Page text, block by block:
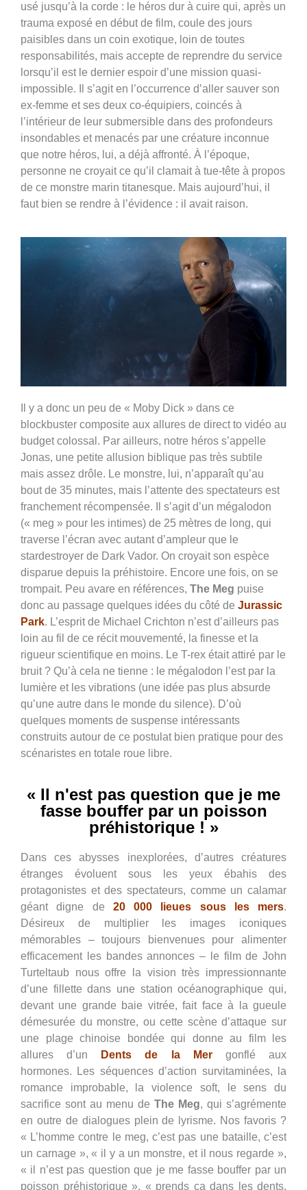
usé jusqu’à la corde : le héros dur à cuire qui, après un
trauma exposé en début de film, coule des jours
paisibles dans un coin exotique, loin de toutes
responsabilités, mais accepte de reprendre du service
lorsqu’il est le dernier espoir d’une mission quasi-
impossible. Il s’agit en l’occurrence d’aller sauver son
ex-femme et ses deux co-équipiers, coincés à
l’intérieur de leur submersible dans des profondeurs
insondables et menacés par une créature inconnue
que notre héros, lui, a déjà affronté. À l’époque,
personne ne croyait ce qu’il clamait à tue-tête à propos
de ce monstre marin titanesque. Mais aujourd’hui, il
faut bien se rendre à l’évidence : il avait raison.
Il y a donc un peu de « Moby Dick » dans ce
blockbuster composite aux allures de direct to vidéo au
budget colossal. Par ailleurs, notre héros s’appelle
Jonas, une petite allusion biblique pas très subtile
mais assez drôle. Le monstre, lui, n’apparaît qu’au
bout de 35 minutes, mais l’attente des spectateurs est
franchement récompensée. Il s’agit d’un mégalodon
(« meg » pour les intimes) de 25 mètres de long, qui
traverse l’écran avec autant d’ampleur que le
stardestroyer de Dark Vador. On croyait son espèce
disparue depuis la préhistoire. Encore une fois, on se
trompait. Peu avare en références, The Meg puise
donc au passage quelques idées du côté de Jurassic
Park. L’esprit de Michael Crichton n’est d’ailleurs pas
loin au fil de ce récit mouvementé, la finesse et la
rigueur scientifique en moins. Le T-rex était attiré par le
bruit ? Qu’à cela ne tienne : le mégalodon l’est par la
lumière et les vibrations (une idée pas plus absurde
qu’une autre dans le monde du silence). D’où
quelques moments de suspense intéressants
construits autour de ce postulat bien pratique pour des
scénaristes en totale roue libre.
« Il n'est pas question que je me
fasse bouffer par un poisson
préhistorique ! »
Dans ces abysses inexplorées, d’autres créatures
étranges évoluent sous les yeux ébahis des
protagonistes et des spectateurs, comme un calamar
géant digne de 20 000 lieues sous les mers.
Désireux de multiplier les images iconiques
mémorables – toujours bienvenues pour alimenter
efficacement les bandes annonces – le film de John
Turteltaub nous offre la vision très impressionnante
d’une fillette dans une station océanographique qui,
devant une grande baie vitrée, fait face à la gueule
démesurée du monstre, ou cette scène d’attaque sur
une plage chinoise bondée qui donne au film les
allures d’un
Dents de la Mergonflé aux
hormones.
Les séquences d’action survitaminées, la
romance improbable, la violence soft, le sens du
sacrifice sont au menu de The Meg, qui s’agrémente
en outre de dialogues plein de lyrisme. Nos favoris ?
« L’homme contre le meg, c’est pas une bataille, c’est
un carnage », « il y a un monstre, et il nous regarde »,
« il n’est pas question que je me fasse bouffer par un
poisson préhistorique », « prends ça dans les dents,